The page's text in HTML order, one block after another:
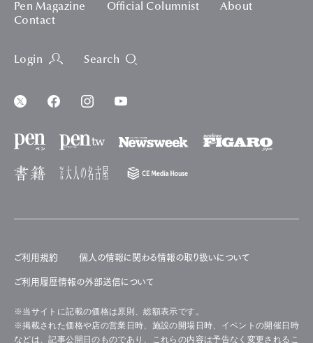
Pen Magazine Official Columnist
About
Contact
Login Search
ご利用規約 個人の情報に関わる情報の取り扱いについて
ご利用履歴情報の外部送信について
※当サイトに記載の価格は原則、総額表示です。
※掲載された価格や店の営業日時、施設の開場日時、イベントの開催日時
などは、記事公開日のものであり、これらの内容は予告なく変更されるこ